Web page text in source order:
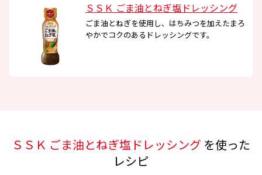
ＳＳＫ ごま油とねぎ塩ドレッシング
ごま油とねぎを使用し、はちみつを加えたまろ
やかでコクのあるドレッシングです。
ＳＳＫ ごま油とねぎ塩ドレッシング を使った
レシピ